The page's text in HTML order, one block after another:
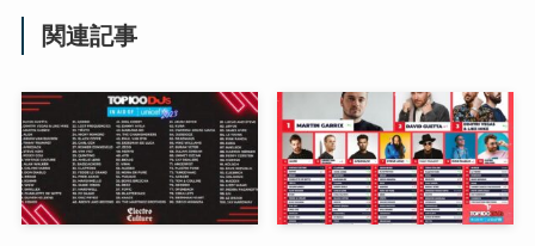
関連記事